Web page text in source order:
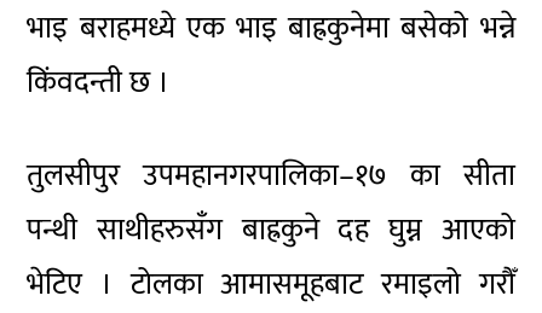
भाइ बराहमध्ये एक भाइ बाह्रकुनेमा बसेको भन्ने
किंवदन्ती छ ।
तुलसीपुर उपमहानगरपालिका–१७ का सीता
पन्थी साथीहरुसँग बाह्रकुने दह घुम्न आएको
भेटिए । टोलका आमासमूहबाट रमाइलो गरौँ